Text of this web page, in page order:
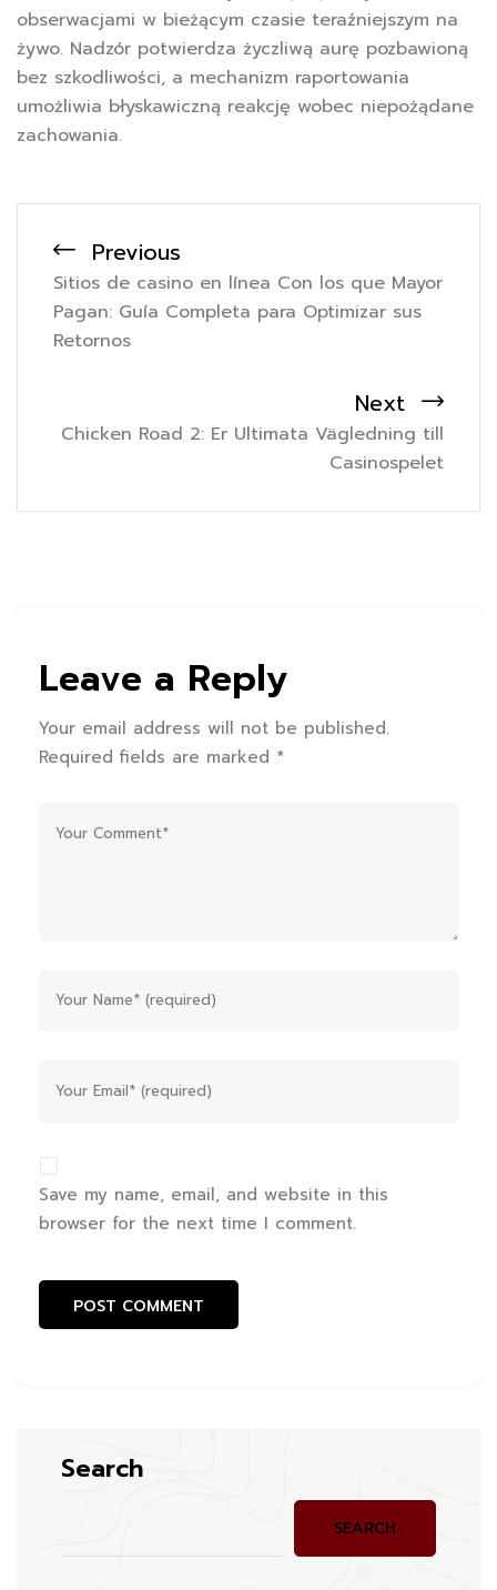
obserwacjami w bieżącym czasie teraźniejszym na
żywo. Nadzór potwierdza życzliwą aurę pozbawioną
bez szkodliwości, a mechanizm raportowania
umożliwia błyskawiczną reakcję wobec niepożądane
zachowania.
Previous
Sitios de casino en línea Con los que Mayor
Pagan: Guía Completa para Optimizar sus
Retornos
Next
Chicken Road 2: Er Ultimata Vägledning till
Casinospelet
Leave a Reply
Your email address will not be published.
Required fields are marked *
Save my name, email, and website in this
browser for the next time I comment.
Search
SEARCH